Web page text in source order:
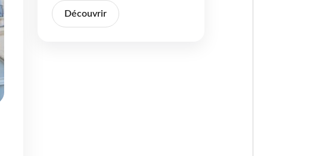
Découvrir